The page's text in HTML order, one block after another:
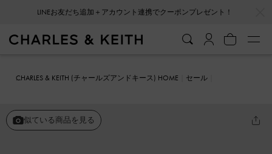
CHARLES & KEITH (チャールズアンドキース) HOME
セール
似ている商品を見る